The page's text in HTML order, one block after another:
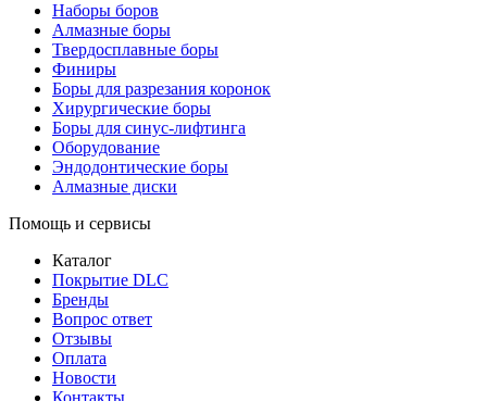
Наборы боров
Алмазные боры
Твердосплавные боры
Финиры
Боры для разрезания коронок
Хирургические боры
Боры для синус-лифтинга
Оборудование
Эндодонтические боры
Алмазные диски
Помощь и сервисы
Каталог
Покрытие DLC
Бренды
Вопрос ответ
Отзывы
Оплата
Новости